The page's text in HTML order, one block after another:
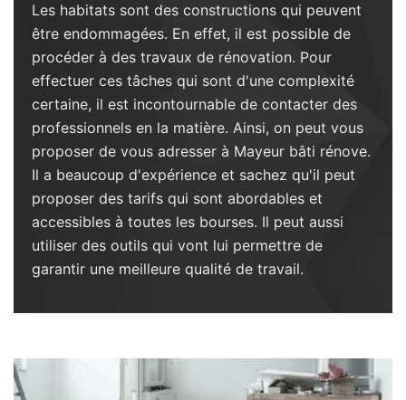
Les habitats sont des constructions qui peuvent
être endommagées. En effet, il est possible de
procéder à des travaux de rénovation. Pour
effectuer ces tâches qui sont d'une complexité
certaine, il est incontournable de contacter des
professionnels en la matière. Ainsi, on peut vous
proposer de vous adresser à Mayeur bâti rénove.
Il a beaucoup d'expérience et sachez qu'il peut
proposer des tarifs qui sont abordables et
accessibles à toutes les bourses. Il peut aussi
utiliser des outils qui vont lui permettre de
garantir une meilleure qualité de travail.